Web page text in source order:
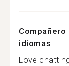
idiomas
Love